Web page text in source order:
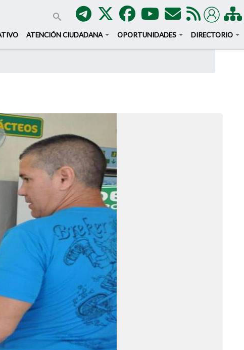
ATENCIÓN CIUDADANA OPORTUNIDADES DIRECTORIO